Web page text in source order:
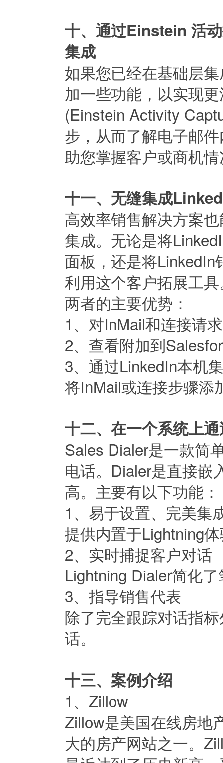
十、通过Einstein 活
集成
如果您已经在基础层
加一些功能，以实现
(Einstein Activity
步，从而了解电子邮
助您掌握客户或商机
十一、无缝集成
高效率销售解决方案
集成。无论是将
面板，还是将
利用这个客户拓展工
两者的主要优势：
1、对InMail和连接请
2、查看附加到
3、通过LinkedIn本机
将InMail或连接步骤添
十二、在一个系统上
Sales Dialer是一款简
电话。Dialer是直接嵌
高。主要有以下功能：
1、易于设置、完美集
提供内置于Lightning
2、实时捕捉客户对话
Lightning Dialer简化
3、指导销售代表
除了完全跟踪对话指
话。
十三、案例介绍
1、Zillow
Zillow是美国在线房地
大的房产网站之一。